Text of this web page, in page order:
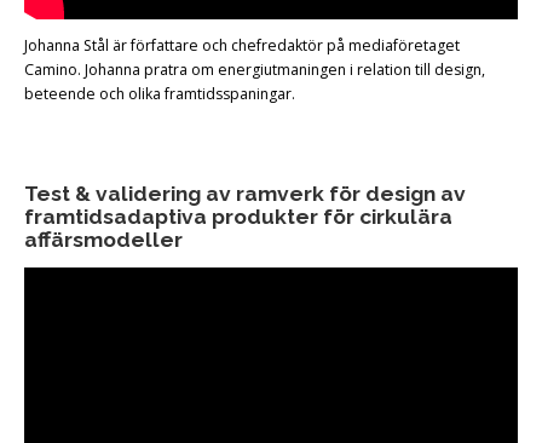
Johanna Stål är författare och chefredaktör på mediaföretaget
Camino. Johanna pratra om energiutmaningen i relation till design,
beteende och olika framtidsspaningar.
Test & validering av ramverk för design av
framtidsadaptiva produkter för cirkulära
affärsmodeller